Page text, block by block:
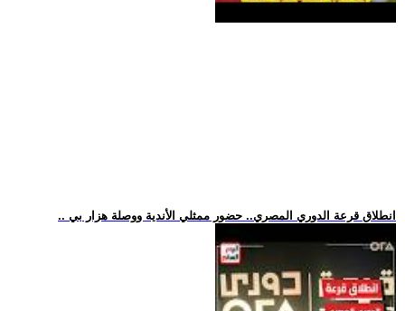
.. انطلاق قرعة الدوري المصري.. حضور ممثلي الأندية ووصلة هزار بي